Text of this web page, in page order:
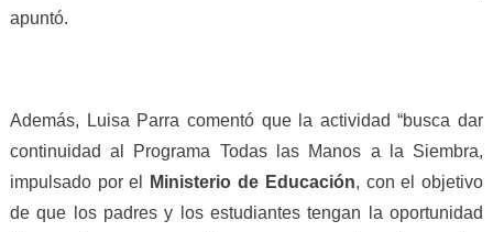
apuntó.
Además, Luisa Parra comentó quela actividad “busca dar
continuidad al Programa Todas las Manos a la Siembra,
impulsado por el Ministerio de Educación, conel objetivo
de que los padres y los estudiantes tengan la oportunidad